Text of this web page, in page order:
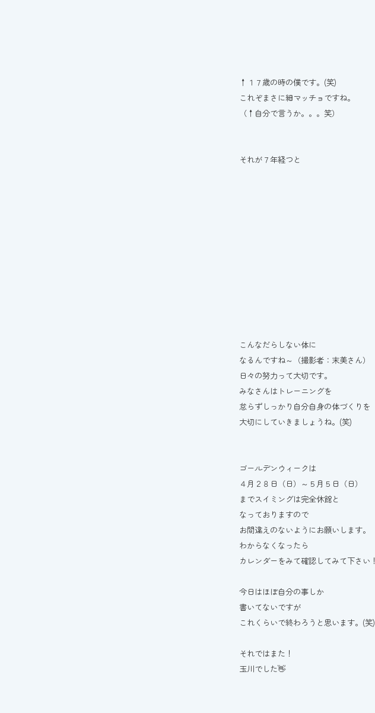
↑１７歳の時の僕です。(笑)
これぞまさに細マッチョですね。
（↑自分で言うか。。。笑）
それが７年経つと
こんなだらしない体に
なるんですね～（撮影者：末美さん）
日々の努力って大切です。
みなさんはトレーニングを
怠らずしっかり自分自身の体づくりを
大切にしていきましょうね。(笑)
ゴールデンウィークは
４月２８日（日）～５月５日（日）
までスイミングは完全休館と
なっておりますので
お間違えのないようにお願いします。
わからなくなったら
カレンダーをみて確認してみて下さい！
今日はほぼ自分の事しか
書いてないですが
これくらいで終わろうと思います。(笑)
それではまた！
玉川でした👋